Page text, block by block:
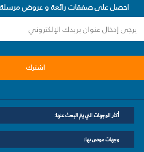
احصل على صفقات رائعة و عروض مرسلة
اشترك
أكثر الوجهات التي يتم البحث عنها:
وجهات موصى بها: